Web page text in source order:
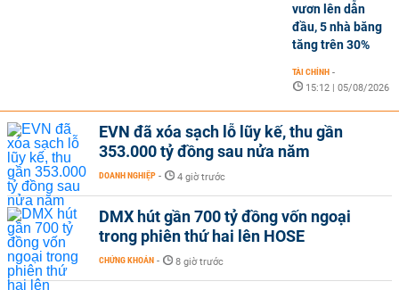
vươn lên dẫn
đầu, 5 nhà băng
tăng trên 30%
TÀI CHÍNH -
15:12 | 05/08/2026
EVN đã xóa sạch lỗ lũy kế, thu gần
353.000 tỷ đồng sau nửa năm
DOANH NGHIỆP - 4 giờ trước
DMX hút gần 700 tỷ đồng vốn ngoại
trong phiên thứ hai lên HOSE
CHỨNG KHOÁN - 8 giờ trước